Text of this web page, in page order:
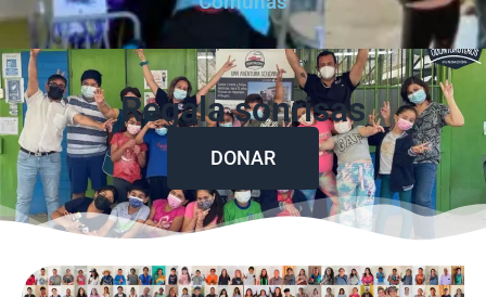
Regala sonrisas
DONAR